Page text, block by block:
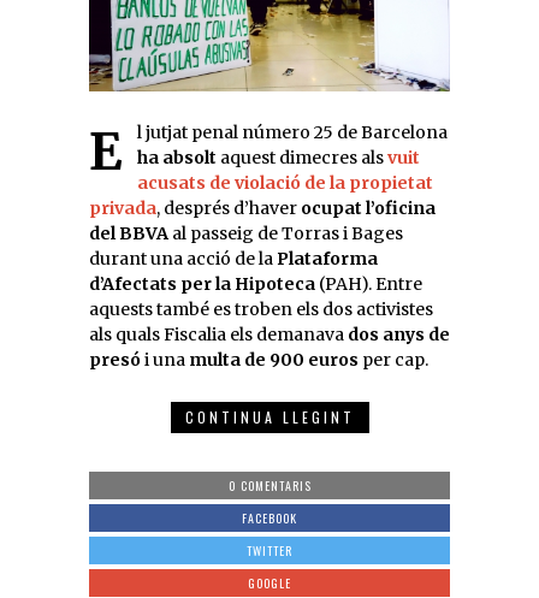
El jutjat penal número 25 de Barcelona
ha absolt aquest dimecres alsvuit
acusats de violació de la propietat
privada, després d’haver ocupat l’oficina
del BBVA al passeig de Torras i Bages
durant una acció de laPlataforma
d’Afectats per la Hipoteca (PAH). Entre
aquests també es troben els dos activistes
als quals Fiscalia els demanava dos anys de
presói una multa de 900 euros per cap.
CONTINUA LLEGINT
0 COMENTARIS
FACEBOOK
TWITTER
GOOGLE